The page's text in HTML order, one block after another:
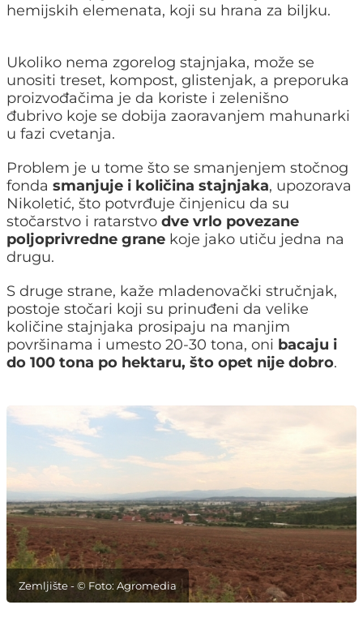
hemijskih elemenata, koji su hrana za biljku.
Ukoliko nema zgorelog stajnjaka, može se
unositi treset, kompost, glistenjak, a preporuka
proizvođačima je da koriste i zelenišno
đubrivo koje se dobija zaoravanjem mahunarki
u fazi cvetanja.
Problem je u tome što se smanjenjem stočnog
fonda smanjuje i količina stajnjaka, upozorava
Nikoletić, što potvrđuje činjenicu da su
stočarstvo i ratarstvo dve vrlo povezane
poljoprivredne grane koje jako utiču jedna na
drugu.
S druge strane, kaže mladenovački stručnjak,
postoje stočari koji su prinuđeni da velike
količine stajnjaka prosipaju na manjim
površinama i umesto 20-30 tona, oni bacaju i
do 100 tona po hektaru, što opet nije dobro.
Zemljište - © Foto: Agromedia